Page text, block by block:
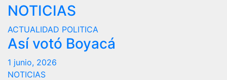
NOTICIAS
ACTUALIDAD POLITICA
Así votó Boyacá
1 junio, 2026
NOTICIAS